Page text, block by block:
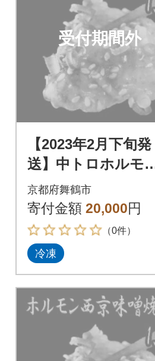
受付期間外
【2023年2月下旬発
送】中トロホルモ
西京味噌焼き 1.2kg
京都府舞鶴市
寄付金額 20,000円
（0件）
冷凍